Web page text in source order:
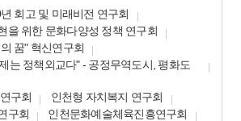
회고 및 미래비전 연구회
을 위한 문화다양성 정책 연구회
꿈" 혁신연구회
는 정책외교다" - 공정무역도시, 평화도
구회
인천형 자치복지 연구회
구회
인천문화예술체육진흥연구회